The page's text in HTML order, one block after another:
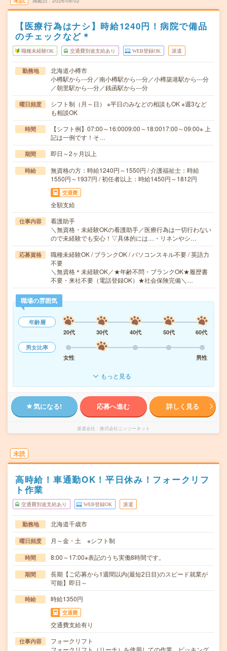
【医療行為はナシ】時給1240円！病院で備品
のチェックなど＊
職種未経験OK 交通費別途支給あり WEB登録OK 派遣
勤務地
北海道小樽市
小樽駅から---分／南小樽駅から---分／小樽築港駅から---分
／朝里駅から---分／銭函駅から---分
曜日頻度
シフト制（月～日） ※平日のみなどの相談もOK ※週3など
も相談OK
時間
【シフト例】07:00～16:0009:00～18:0017:00～09:00※ 上
記は一例です！そ…
期間 即日～2ヶ月以上
時給
無資格の方：時給1240円～1550円 / 介護福祉士：時給
1550円～1937円 / 初任者以上：時給1450円～1812円
交通費
全額支給
仕事内容
看護助手
＼無資格・未経験OKの看護助手／医療行為は一切行わない
ので未経験でも安心！▽具体的には…・リネンやシ…
応募資格
職種未経験OK / ブランクOK / パソコンスキル不要 / 英語力
不要
＼無資格＊未経験OK／★年齢不問・ブランクOK★履歴書
不要・来社不要（電話登録OK）★社会保険完備＼…
職場の雰囲気
年齢層
20代
30代 40代 50代
60代
男女比率
女性
男性
もっと見る
気になる! 応募へ進む 詳しく見る
派遣会社 株式会社ニッソーネット
未読
高時給！車通勤OK！平日休み！フォークリフ
ト作業
交通費別途支給あり WEB登録OK 派遣
勤務地 北海道千歳市
曜日頻度 月～金・土 ※シフト制
時間 8:00～17:00※表記のうち実働8時間です。
期間
長期【ご応募から1週間以内(最短2日目)のスピード就業が
可能】即日～
時給 時給1350円
交通費
交通費支給有り
仕事内容
フォークリフト
フォークリフト（リーチ）を使用しての作業、ピッキング